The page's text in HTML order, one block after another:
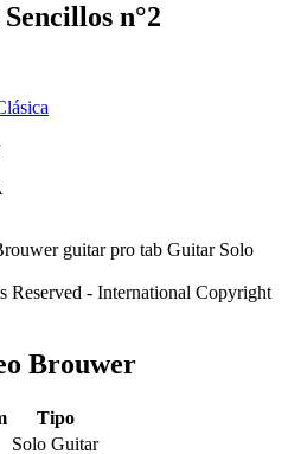
n°2
Reserved - International Copyright
Brouwer
Tipo
Solo Guitar